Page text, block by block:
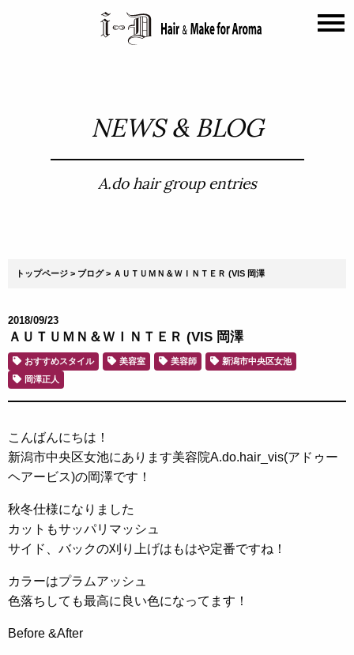
NEWS & BLOG
A.do hair group entries
トップページ ブログ ＡＵＴＵＭＮ＆ＷＩＮＴＥＲ (VIS 岡澤
2018/09/23
ＡＵＴＵＭＮ＆ＷＩＮＴＥＲ (VIS 岡澤
おすすめスタイル 美容室 美容師
新潟市中央区女池
岡澤正人
こんばんにちは！
新潟市中央区女池にあります美容院A.do.hair_vis(アドゥー
ヘアービス)の岡澤です！
秋冬仕様になりました
カットもサッパリマッシュ
サイド、バックの刈り上げはもはや定番ですね！
カラーはプラムアッシュ
色落ちしても最高に良い色になってます！
Before &After